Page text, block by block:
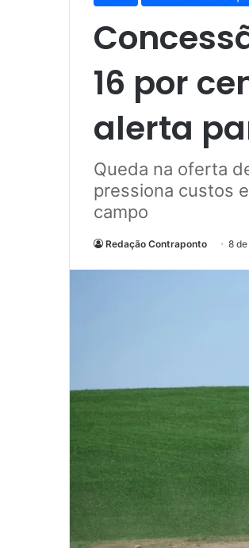
16 por
alerta
Queda na oferta
pressiona custos
campo
Redação Contraponto 8